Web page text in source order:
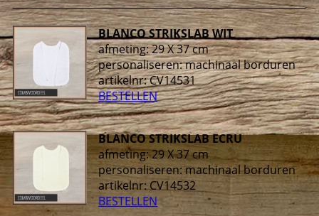
BLANCO STRIKSLAB WIT
afmeting: 29 X 37 cm
personaliseren: machinaal borduren
artikelnr:CV14531
BESTELLEN
BLANCO STRIKSLAB ECRU
afmeting: 29 X 37 cm
personaliseren: machinaal borduren
artikelnr:CV14532
BESTELLEN